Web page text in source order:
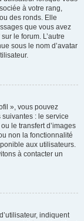
à votre rang,
des ronds. Elle
que vous avez
le forum. L’autre
sous le nom d’avatar
», vous pouvez
: le service
le transfert d’images
non la fonctionnalité
aux utilisateurs.
à contacter un
indiquent